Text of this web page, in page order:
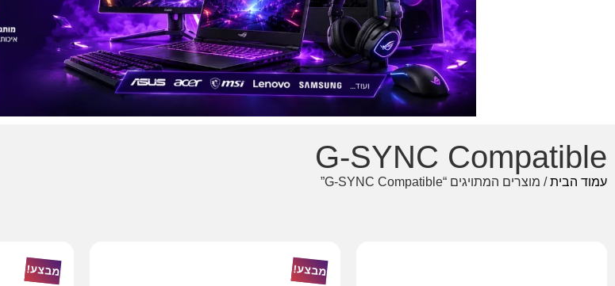
G-SYNC Compatible
עמוד הבית/ מוצרים המתויגים “G-SYNC Compatible”
מבצע! מבצע!